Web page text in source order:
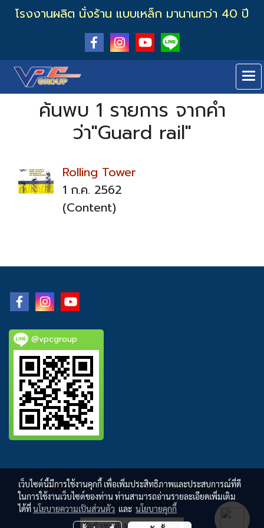
โรงงานผลิต นั่งร้าน แบบเหล็ก มานานกว่า 40 ปี
ค้นพบ 1 รายการ จากคำ
ว่า"Guard rail"
Rolling Tower
1 ก.ค. 2562
(Content)
@vpcgroup
Copyright 2021 All Rights Reserved.
VPCgroup.co.th
ผู้เข้าชมทั้งหมด 817,838
เว็บไซต์นี้มีการใช้งานคุกกี้ เพื่อเพิ่มประสิทธิภาพและประสบการณ์ที่ดี
ในการใช้งานเว็บไซต์ของท่าน ท่านสามารถอ่านรายละเอียดเพิ่มเติม
ได้ที่นโยบายความเป็นส่วนตัวและนโยบายคุกกี้